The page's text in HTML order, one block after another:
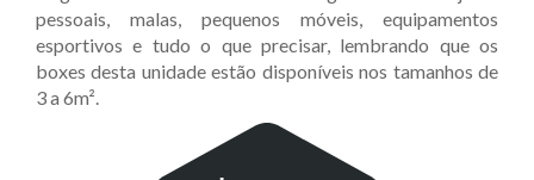
pessoais, malas, pequenos móveis, equipamentos
esportivos e tudo o que precisar, lembrando que os
boxes desta unidade estão disponíveis nos tamanhos de
3 a 6m².